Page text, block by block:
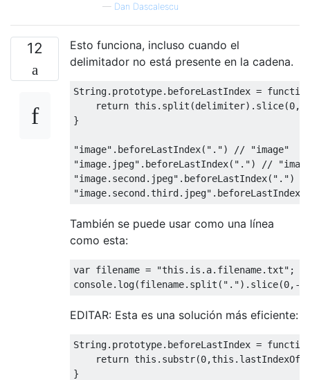
— Dan Dascalescu
12
Esto funciona, incluso cuando el
delimitador no está presente en la cadena.
String. prototype. beforeLastIndex =
return this . split (delimiter). slice(0,-
}
"image" . beforeLastIndex( ".")
// "image"
"image.jpeg" . beforeLastIndex( ".")
//
"image.second.jpeg" . beforeLastIndex( ".")
"image.second.third.jpeg" . beforeLastIndex
También se puede usar como una línea
como esta:
var filename = "this.is.a.filename.txt" ;
console. log(filename. split ( "."). slice(0,-
EDITAR: Esta es una solución más eficiente:
String. prototype. beforeLastIndex =
return this . substr(0,this . lastIndexOf
}